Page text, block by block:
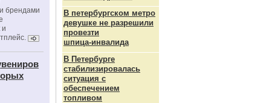
брендами
и
В петербургском метро
девушке не разрешили
провезти
шпица‑инвалида
В Петербурге
стабилизировалась
ситуация с
обеспечением
топливом